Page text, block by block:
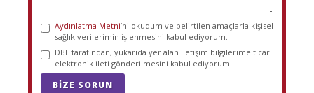
Aydınlatma Metni’ni okudum ve belirtilen amaçlarla kişisel
sağlık verilerimin işlenmesini kabul ediyorum.
DBE tarafından, yukarıda yer alan iletişim bilgilerime ticari
elektronik ileti gönderilmesini kabul ediyorum.
BIZE SORUN